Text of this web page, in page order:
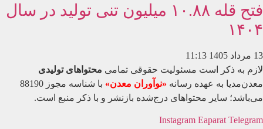
فتح قله ۱۰.۸۸ میلیون تنی تولید در سال
۱۴۰۴
13 مرداد 1405
11:13
لازم به ذکر است مسئولیت حقوقی تمامی محتواهای تولیدی
معدن‌مدیا به عهده رسانه «نوآوران معدن»
با شناسه مجوز 88190
می‌باشد؛ سایر محتواهای درج‌شده بازنشر و با ذکر منبع است.
Instagram Eaparat Telegram